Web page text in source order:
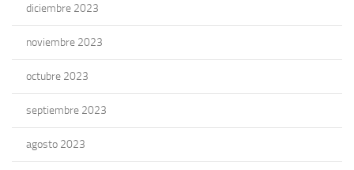
diciembre 2023
noviembre 2023
octubre 2023
septiembre 2023
agosto 2023